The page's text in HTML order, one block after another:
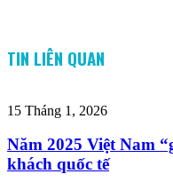
TIN LIÊN QUAN
15 Tháng 1, 2026
Năm 2025 Việt Nam
khách quốc tế